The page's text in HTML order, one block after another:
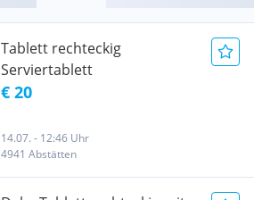
Tablett rechteckig
Serviertablett
€ 20
14.07. - 12:46 Uhr
4941 Abstätten